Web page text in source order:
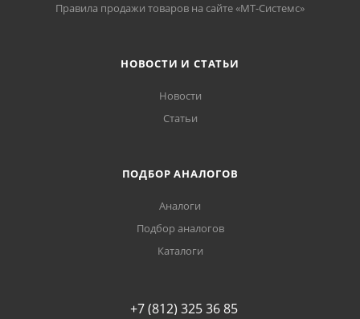
Правила продажи товаров на сайте «МТ-Системс»
НОВОСТИ И СТАТЬИ
Новости
Статьи
ПОДБОР АНАЛОГОВ
Аналоги
Подбор аналогов
Каталоги
+7 (812) 325 36 85